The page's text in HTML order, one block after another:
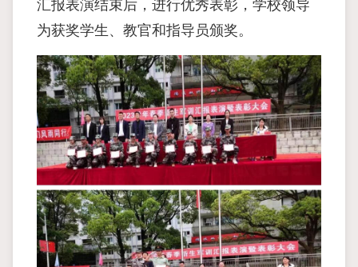
汇报表演结束后，进行优秀表彰，学校领导
为获奖学生、教官和指导员颁奖。